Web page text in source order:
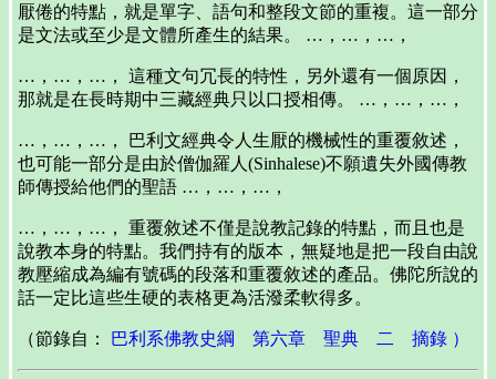
厭倦的特點，就是單字、語句和整段文節的重複。這一部分
是文法或至少是文體所產生的結果。 …，…，…，
…，…，…， 這種文句冗長的特性，另外還有一個原因，
那就是在長時期中三藏經典只以口授相傳。 …，…，…，
…，…，…， 巴利文經典令人生厭的機械性的重覆敘述，
也可能一部分是由於僧伽羅人(Sinhalese)不願遺失外國傳教
師傳授給他們的聖語 …，…，…，
…，…，…， 重覆敘述不僅是說教記錄的特點，而且也是
說教本身的特點。我們持有的版本，無疑地是把一段自由說
教壓縮成為編有號碼的段落和重覆敘述的產品。佛陀所說的
話一定比這些生硬的表格更為活潑柔軟得多。
（節錄自： 巴利系佛教史綱 第六章 聖典 二 摘錄 ）